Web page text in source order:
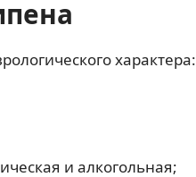
характера:
и алкогольная;